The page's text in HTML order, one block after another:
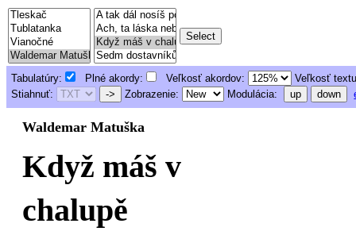
Tabulatúry: Plné akordy: Veľkosť akordov:
Veľkosť
Stiahnuť:
-> Zobrazenie: Modulácia: up down
Waldemar Matuška
Když máš v
chalupě